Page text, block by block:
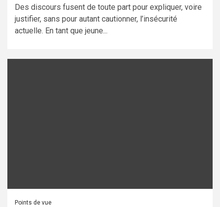
Des discours fusent de toute part pour expliquer, voire
justifier, sans pour autant cautionner, l’insécurité
actuelle. En tant que jeune...
Points de vue